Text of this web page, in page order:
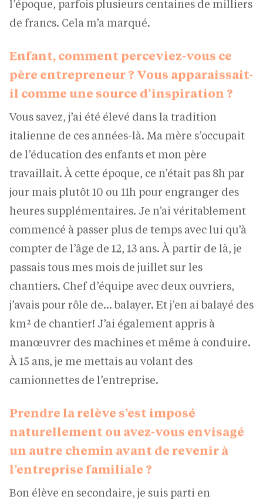
de francs. Cela m’a marqué.
père entrepreneur ? Vous apparaissait-
il comme une source d’inspiration ?
Vous savez, j’ai été élevé dans la tradition
italienne de ces années-là. Ma mère s’occupait
de l’éducation des enfants et mon père
travaillait. À cette époque, ce n’était pas 8h par
jour mais plutôt 10 ou 11h pour engranger des
heures supplémentaires. Je n’ai véritablement
commencé à passer plus de temps avec lui qu’à
compter de l’âge de 12, 13 ans. À partir de là, je
passais tous mes mois de juillet sur les
chantiers. Chef d’équipe avec deux ouvriers,
j’avais pour rôle de… balayer. Et j’en ai balayé des
km² de chantier! J’ai également appris à
manœuvrer des machines et même à conduire.
À 15 ans, je me mettais au volant des
camionnettes de l’entreprise.
naturellement ou avez-vous envisagé
un autre chemin avant de revenir à
l’entreprise familiale ?
Bon élève en secondaire, je suis parti en
Belgique pour suivre un cursus d’ingénieur. En